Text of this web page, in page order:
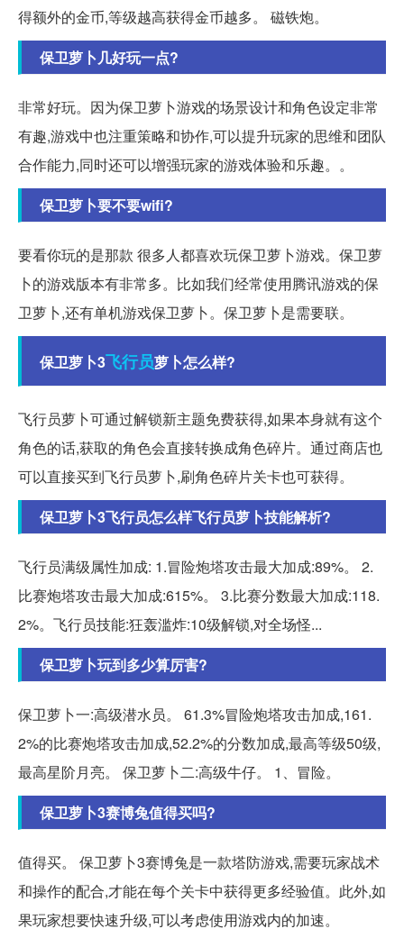
得额外的金币,等级越高获得金币越多。 磁铁炮。
保卫萝卜几好玩一点?
非常好玩。因为保卫萝卜游戏的场景设计和角色设定非常
有趣,游戏中也注重策略和协作,可以提升玩家的思维和团队
合作能力,同时还可以增强玩家的游戏体验和乐趣。。
保卫萝卜要不要wifi?
要看你玩的是那款 很多人都喜欢玩保卫萝卜游戏。保卫萝
卜的游戏版本有非常多。比如我们经常使用腾讯游戏的保
卫萝卜,还有单机游戏保卫萝卜。保卫萝卜是需要联。
保卫萝卜3飞行员萝卜怎么样?
飞行员萝卜可通过解锁新主题免费获得,如果本身就有这个
角色的话,获取的角色会直接转换成角色碎片。通过商店也
可以直接买到飞行员萝卜,刷角色碎片关卡也可获得。
保卫萝卜3飞行员怎么样飞行员萝卜技能解析?
飞行员满级属性加成: 1.冒险炮塔攻击最大加成:89%。 2.
比赛炮塔攻击最大加成:615%。 3.比赛分数最大加成:118.
2%。飞行员技能:狂轰滥炸:10级解锁,对全场怪...
保卫萝卜玩到多少算厉害?
保卫萝卜一:高级潜水员。 61.3%冒险炮塔攻击加成,161.
2%的比赛炮塔攻击加成,52.2%的分数加成,最高等级50级,
最高星阶月亮。 保卫萝卜二:高级牛仔。 1、冒险。
保卫萝卜3赛博兔值得买吗?
值得买。 保卫萝卜3赛博兔是一款塔防游戏,需要玩家战术
和操作的配合,才能在每个关卡中获得更多经验值。此外,如
果玩家想要快速升级,可以考虑使用游戏内的加速。